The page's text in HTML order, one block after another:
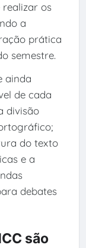
os
a
prática
semestre.
ainda
de cada
divisão
do texto
e a
debates
são